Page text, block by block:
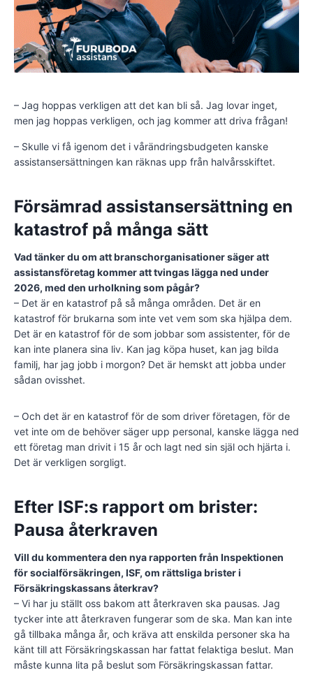
– Jag hoppas verkligen att det kan bli så. Jag lovar inget,
men jag hoppas verkligen, och jag kommer att driva frågan!
– Skulle vi få igenom det i vårändringsbudgeten kanske
assistansersättningen kan räknas upp från halvårsskiftet.
Försämrad assistansersättning en
katastrof på många sätt
Vad tänker du om att branschorganisationer säger att
assistansföretag kommer att tvingas lägga ned under
2026, med den urholkning som pågår?
– Det är en katastrof på så många områden. Det är en
katastrof för brukarna som inte vet vem som ska hjälpa dem.
Det är en katastrof för de som jobbar som assistenter, för de
kan inte planera sina liv. Kan jag köpa huset, kan jag bilda
familj, har jag jobb i morgon? Det är hemskt att jobba under
sådan ovisshet.
– Och det är en katastrof för de som driver företagen, för de
vet inte om de behöver säger upp personal, kanske lägga ned
ett företag man drivit i 15 år och lagt ned sin själ och hjärta i.
Det är verkligen sorgligt.
Efter ISF:s rapport om brister:
Pausa återkraven
Vill du kommentera den nya rapporten från Inspektionen
för socialförsäkringen, ISF, om rättsliga brister i
Försäkringskassans återkrav?
– Vi har ju ställt oss bakom att återkraven ska pausas. Jag
tycker inte att återkraven fungerar som de ska. Man kan inte
gå tillbaka många år, och kräva att enskilda personer ska ha
känt till att Försäkringskassan har fattat felaktiga beslut. Man
måste kunna lita på beslut som Försäkringskassan fattar.